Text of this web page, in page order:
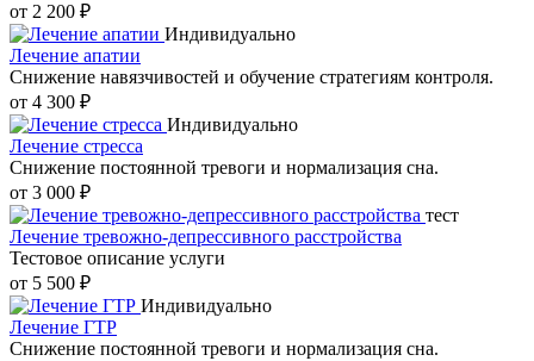
от 2 200 ₽
Индивидуально
Лечение апатии
Снижение навязчивостей и обучение стратегиям контроля.
от 4 300 ₽
Индивидуально
Лечение стресса
Снижение постоянной тревоги и нормализация сна.
от 3 000 ₽
тест
Лечение тревожно-депрессивного расстройства
Тестовое описание услуги
от 5 500 ₽
Индивидуально
Лечение ГТР
Снижение постоянной тревоги и нормализация сна.